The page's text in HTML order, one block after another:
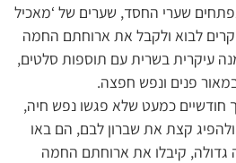
שערי החסד, שערים של ‘מאכיל
יקרים לבוא ולקבל את ארוחתם החמה
עיקרית בשרית עם תוספות סלטים,
פנים ונפש חפצה.
חודשיים כמעט שלא פגשו נפש חיה,
קצת את שברון לבם, הם באו
גדולה, קיבלו את ארוחתם החמה